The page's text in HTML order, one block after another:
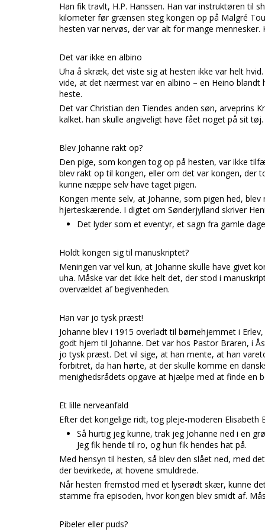
Han fik travlt, H.P. Hanssen. Han var instruktøren til
kilometer før grænsen steg kongen op på Malgré
hesten var nervøs, der var alt for mange
Det var ikke en albino
Uha å skræk, det viste sig at hesten ikke var helt
vide, at det nærmest var en albino – en Heino
heste.
Det var Christian den Tiendes anden søn, arveprins
kalket. han skulle angiveligt have fået noget på sit tøj.
Blev Johanne rakt op?
Den pige, som kongen tog op på hesten, var ikke
blev rakt op til kongen, eller om det var kongen, der
kunne næppe selv have taget pigen.
Kongen mente selv, at Johanne, som pigen hed,
hjerteskærende. I digtet om Sønderjylland skriver
Det lyder som et eventyr, et sagn fra gamle
Holdt kongen sig til manuskriptet?
Meningen var vel kun, at Johanne skulle have givet
uha. Måske var det ikke helt det, der stod i
overvældet af begivenheden.
Han var jo tysk præst!
Johanne blev i 1915 overladt til børnehjemmet i
godt hjem til Johanne. Det var hos Pastor Braren, i
jo tysk præst. Det vil sige, at han mente, at han
forbitret, da han hørte, at der skulle komme en
menighedsrådets opgave at hjælpe med at finde en
Et lille nerveanfald
Efter det kongelige ridt, tog pleje-moderen Elisabeth
Så hurtig jeg kunne, trak jeg Johanne ned i en
Jeg fik hende til ro, og hun fik hendes hat på.
Med hensyn til hesten, så blev den slået ned, med
der bevirkede, at hovene smuldrede.
Når hesten fremstod med et lyserødt skær, kunne
stamme fra episoden, hvor kongen blev smidt af.
Pibeler eller puds?